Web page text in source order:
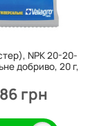
NPK 20-20-
добриво, 20 г,
грн